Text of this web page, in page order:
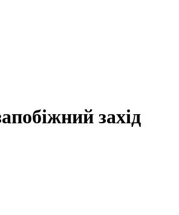
захід